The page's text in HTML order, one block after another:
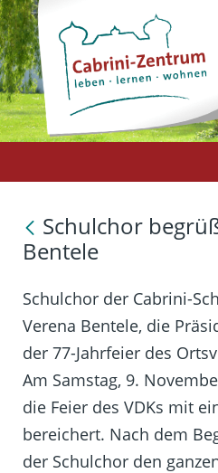
Schulchor
Bentele
Schulchor der Cabrini-
Verena Bentele, die
der 77-Jahrfeier des
Am Samstag, 9.
die Feier des VDKs mit
bereichert. Nach dem
der Schulchor den